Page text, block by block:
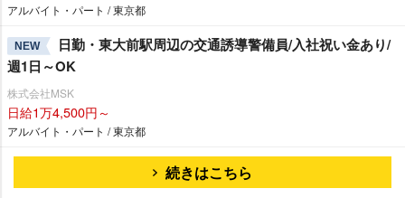
アルバイト・パート / 東京都
NEW
日勤・東大前駅周辺の交通誘導警備員/入社祝い金あり/
週1日～OK
株式会社MSK
日給1万4,500円～
アルバイト・パート / 東京都
続きはこちら